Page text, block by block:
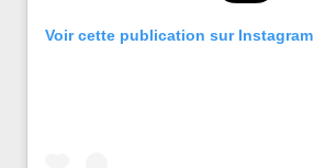
Voir cette publication sur Instagram